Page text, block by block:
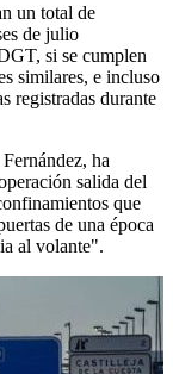
un total de
de julio
si se cumplen
similares, e incluso
registradas durante
ha
salida del
que
de una época
al volante".